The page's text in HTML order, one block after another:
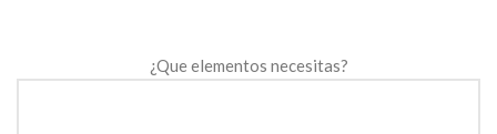
¿Que elementos necesitas?